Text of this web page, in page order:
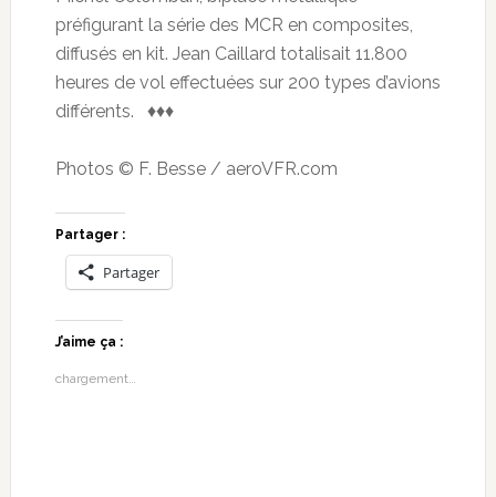
préfigurant la série des MCR en composites,
diffusés en kit. Jean Caillard totalisait 11.800
heures de vol effectuées sur 200 types d’avions
différents. ♦♦♦
Photos © F. Besse / aeroVFR.com
Partager :
Partager
J’aime ça :
chargement…